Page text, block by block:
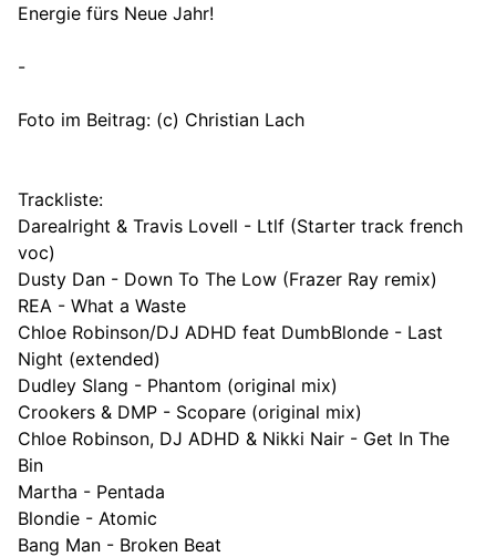
Energie fürs Neue Jahr!
-
Foto im Beitrag: (c) Christian Lach
Trackliste:
Darealright & Travis Lovell - Ltlf (Starter track french
voc)
Dusty Dan - Down To The Low (Frazer Ray remix)
REA - What a Waste
Chloe Robinson/DJ ADHD feat DumbBlonde - Last
Night (extended)
Dudley Slang - Phantom (original mix)
Crookers & DMP - Scopare (original mix)
Chloe Robinson, DJ ADHD & Nikki Nair - Get In The
Bin
Martha - Pentada
Blondie - Atomic
Bang Man - Broken Beat